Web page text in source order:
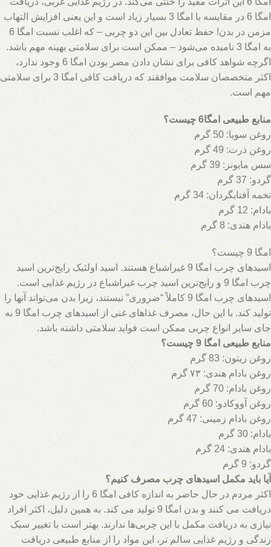
امگا 6 در مقایسه با امگا 3 بسیار زیاد است و این یعنی افزایش التهاب
مزمن در بدن! حفظ تعادل بین این دو چربی – که اغلب نسبت امگا 6
به امگا 3 نامیده می‌شود – ممکن است برای سلامتی بهینه مهم باشد.
اگرچه شواهد کافی برای نشان دادن مضر بودن امگا 6 وجود ندارد،
اکثر متخصصان سلامت موافقند که دریافت کافی امگا 3 برای سلامتی
مهم است.
منابع طبیعی امگا6 چیست؟
روغن سویا: 50 گرم
روغن ذرت: 49 گرم
سس مایونز: 39 گرم
گردو: 37 گرم
تخمه آفتابگردان: 34 گرم
بادام: 12 گرم
بادام هندی: 8 گرم
امگا 9 چیست؟
اسیدهای چرب امگا 9 غیراشباع هستند. اسید اولئیک رایج‌ترین اسید
چرب امگا 9 و رایج‌ترین اسید چرب غیراشباع در رژیم غذایی است.
اسیدهای چرب امگا 9 کاملاً “ضروری” نیستند، زیرا بدن می‌تواند آنها را
تولید کند. با این حال، مصرف غذاهای غنی از اسیدهای چرب امگا 9 به
جای سایر انواع چربی ممکن است فواید سلامتی داشته باشد.
منابع طبیعی امگا 9 چیست؟
روغن زیتون: 83 گرم
روغن بادام هندی: ۷۳ گرم
روغن بادام: 70 گرم
روغن آووکادو: 60 گرم
روغن بادام زمینی: 47 گرم
بادام: 30 گرم
بادام هندی: 24 گرم
گردو: 9 گرم
آیا باید مکمل اسیدهای چرب مصرف کنیم؟
اکثر مردم در حال حاضر به اندازه کافی امگا 6 را از رژیم غذایی خود
دریافت می کنند و بدن امگا 9 تولید می کند. به همین دلیل، اکثر افراد
نیازی به دریافت مکمل با این چربی‌ها ندارند. بهتر است با تغییر سبک
زندگی و رژیم غذایی سالم تر، این مواد را از منابع طبیعی دریافت
hs=3783ca23c590d63b8700c55e0d435a4b&
hs=b3dbe0d0666bc30305a20f07ca49fd0e&